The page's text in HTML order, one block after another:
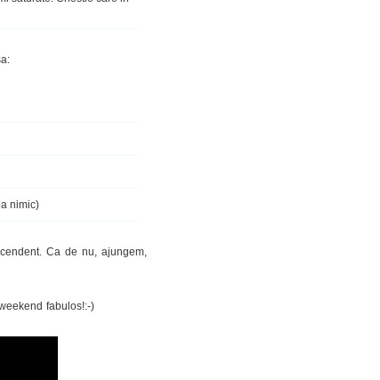
nimic)
Ca de nu, ajungem,
fabulos!:-)